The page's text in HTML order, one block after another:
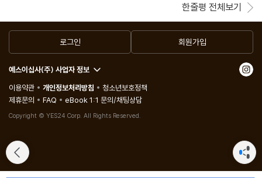
한줄평 전체보기
로그인 회원가입
예스이십사(주) 사업자 정보
이용약관
개인정보처리방침
청소년보호정책
제휴문의
FAQ eBook 1:1 문의/채팅상담
Copyright © YES24 Corp. All Rights Reserved.